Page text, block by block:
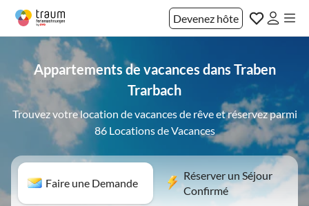
Devenez hôte
Appartements de vacances dans Traben
Trarbach
Trouvez votre location de vacances de rêve et réservez parmi
86 Locations de Vacances
Faire une Demande
Réserver un Séjour
Confirmé